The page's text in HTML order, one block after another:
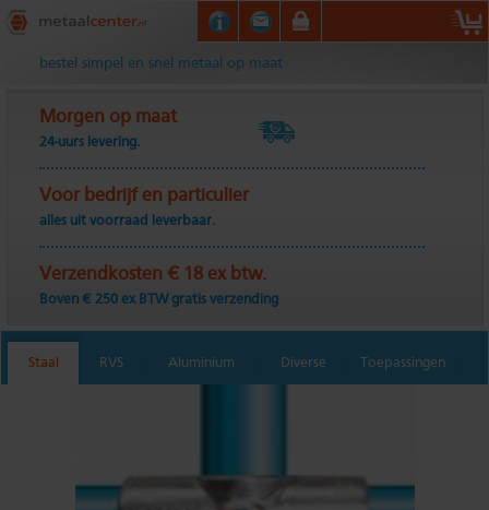
Metaalcenter.nl
bestel simpel en snel metaal op maat
Morgen op maat
24-uurs levering.
Voor bedrijf en particulier
alles uit voorraad leverbaar.
Verzendkosten € 18 ex btw.
Boven € 250 ex BTW gratis verzending
Staal RVS Aluminium Diverse Toepassingen